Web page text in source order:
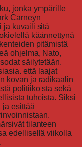
jonka ympärille
Carneyn
ja kuvaili sitä
käännettynä
pitämistä
ohjelma, Nato,
säilytetään.
että laajat
kovan ja radikaalin
politiikoista sekä
tuhoista. Siksi
ja esittää
tilanteen
edellisellä viikolla